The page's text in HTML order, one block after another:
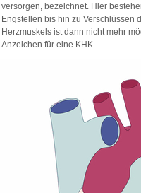
versorgen, bezeichnet. Hier
Engstellen bis hin zu Verschlüssen
Herzmuskels ist dann nicht mehr
Anzeichen für eine KHK.